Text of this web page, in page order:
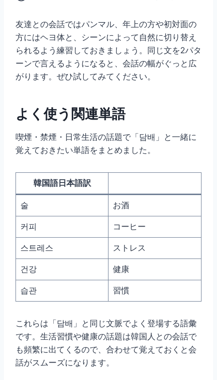
友達との会話ではパンマル、年上の方や初対面の
方にはヘヨ体と、シーンによって自然に切り替え
られるよう練習しておきましょう。同じ文を2パタ
ーンで言えるようになると、会話の幅がぐっと広
がります。ぜひ試してみてください。
よく使う関連単語
喫煙・禁煙・日常生活の話題で「담배」と一緒に
覚えておきたい単語をまとめました。
韓国語日本語訳
술 お酒
커피 コーヒー
스트레스 ストレス
건강 健康
습관 習慣
これらは「담배」と同じ文脈でよく登場する語彙
です。生活習慣や健康の話題は韓国人との会話で
も頻繁に出てくるので、合わせて覚えておくと会
話がスムーズになります。